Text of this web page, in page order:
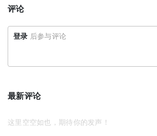
评论
登录 后参与评论
最新评论
这里空空如也，期待你的发声！